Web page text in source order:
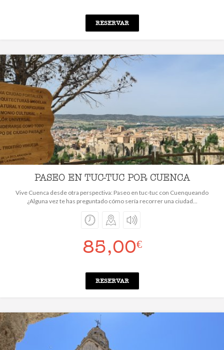
RESERVAR
PASEO EN TUC-TUC POR CUENCA
Vive Cuenca desde otra perspectiva: Paseo en tuc-tuc con Cuenqueando
¿Alguna vez te has preguntado cómo sería recorrer una ciudad...
85,00€
RESERVAR